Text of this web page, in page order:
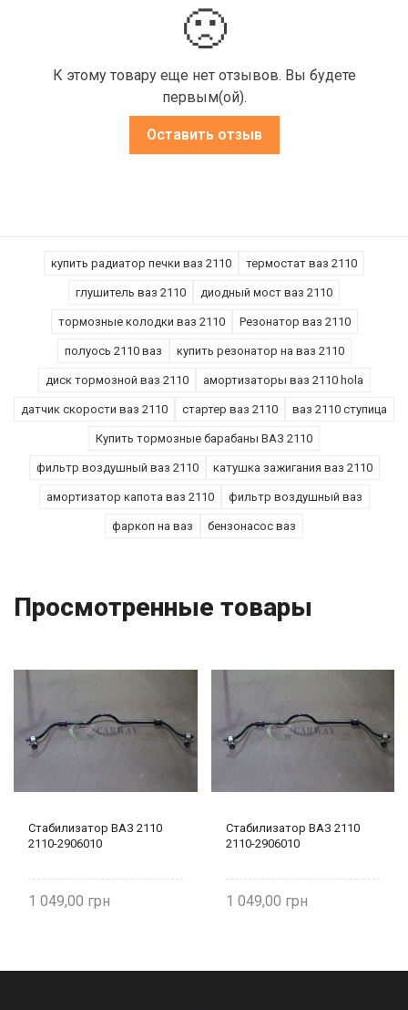
🙁
К этому товару еще нет отзывов. Вы будете
первым(ой).
Оставить отзыв
купить радиатор печки ваз 2110 термостат ваз 2110
глушитель ваз 2110 диодный мост ваз 2110
тормозные колодки ваз 2110 Резонатор ваз 2110
полуось 2110 ваз купить резонатор на ваз 2110
диск тормозной ваз 2110 амортизаторы ваз 2110 hola
датчик скорости ваз 2110 стартер ваз 2110 ваз 2110 ступица
Купить тормозные барабаны ВАЗ 2110
фильтр воздушный ваз 2110 катушка зажигания ваз 2110
амортизатор капота ваз 2110 фильтр воздушный ваз
фаркоп на ваз бензонасос ваз
Просмотренные товары
Стабилизатор ВАЗ 2110
2110-2906010
1 049,00
Стабилизатор ВАЗ 2110
2110-2906010
1 049,00